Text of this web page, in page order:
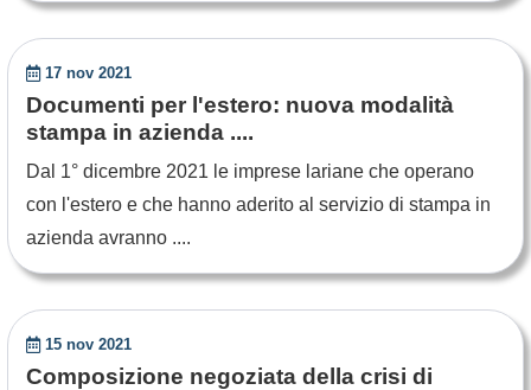
17 nov 2021
Documenti per l'estero: nuova modalità
stampa in azienda ....
Dal 1° dicembre 2021 le imprese lariane che operano
con l'estero e che hanno aderito al servizio di stampa in
azienda avranno ....
15 nov 2021
Composizione negoziata della crisi di